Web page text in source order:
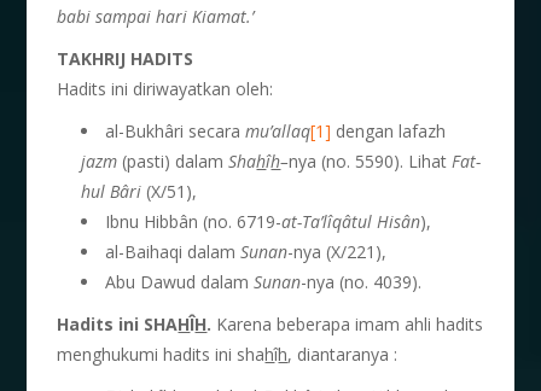
babi sampai hari Kiamat.’
TAKHRIJ HADITS
Hadits ini diriwayatkan oleh:
al-Bukhâri secaramu’allaq[1] dengan lafazh
jazm (pasti) dalamShahîh–nya (no. 5590). LihatFat-
hul Bâri (X/51),
Ibnu Hibbân (no. 6719-at-Ta’lîqâtul Hisân),
al-Baihaqi dalamSunan-nya (X/221),
Abu Dawud dalamSunan-nya (no. 4039).
Hadits ini SHAHÎH. Karena beberapa imam ahli hadits
menghukumi hadits ini shahîh, diantaranya :